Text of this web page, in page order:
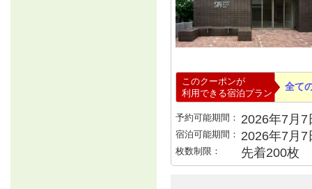
このクーポンが
利用できる宿泊プラン
全て
予約可能期間： 2026年7月
宿泊可能期間： 2026年7月
枚数制限： 先着200枚